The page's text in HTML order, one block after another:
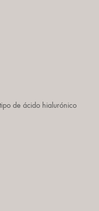
de ácido hialurónico